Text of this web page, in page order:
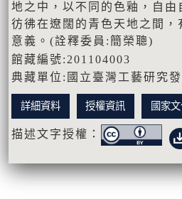
地之中，以不同的色釉，自由
彷彿在遼闊的青色天地之間，
意義。(詮釋委員:簡榮聰)
館藏編號:201104003
典藏單位:國立臺灣工藝研究
詳細資料 授權資訊 國家
描述文字授權：